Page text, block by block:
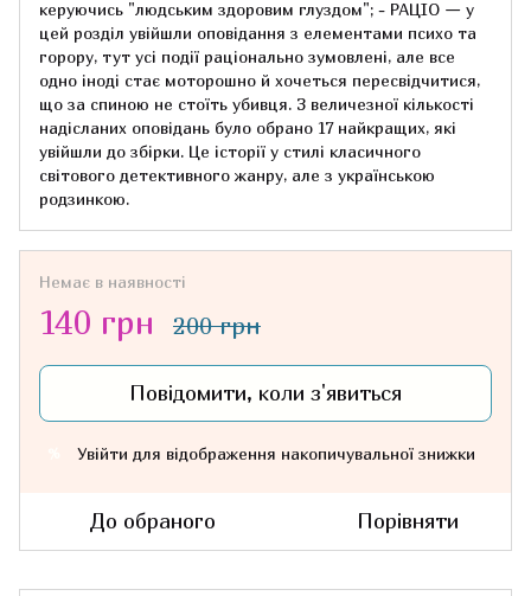
керуючись "людським здоровим глуздом"; - РАЦІО — у
цей розділ увійшли оповідання з елементами психо та
горору, тут усі події раціонально зумовлені, але все
одно іноді стає моторошно й хочеться пересвідчитися,
що за спиною не стоїть убивця. З величезної кількості
надісланих оповідань було обрано 17 найкращих, які
увійшли до збірки. Це історії у стилі класичного
світового детективного жанру, але з українською
родзинкою.
Немає в наявності
140 грн 200 грн
Повідомити, коли з'явиться
Увійти для відображення накопичувальної знижки
До обраного Порівняти